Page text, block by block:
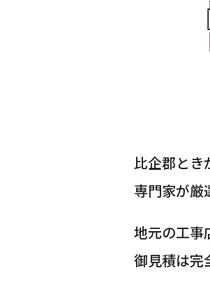
比企郡とき
専門家が厳
地元の工事
御見積は完